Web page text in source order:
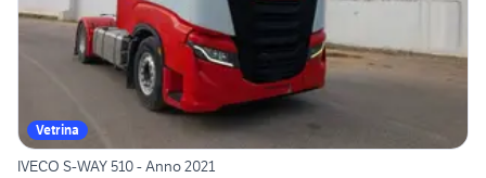
Vetrina
IVECO S-WAY 510 - Anno 2021